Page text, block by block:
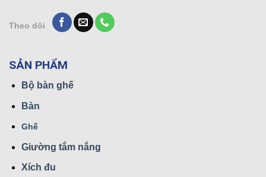
Theo dõi
SẢN PHẨM
Bộ bàn ghế
Bàn
Ghế
Giường tắm nắng
Xích đu